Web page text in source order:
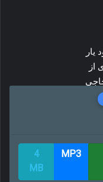
MP3
4
MB